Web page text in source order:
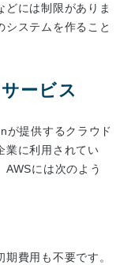
どには制限がありま
システムを作ること
ービス
提供するクラウド
業に利用されてい
には次のよう
費用も不要です。